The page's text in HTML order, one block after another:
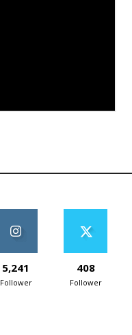
5,241
Follower
408
Follower